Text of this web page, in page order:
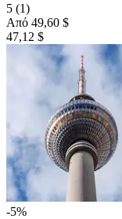
5 (1)
Από 49,60 $
47,12 $
-5%